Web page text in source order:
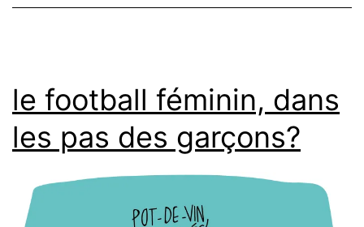
le football féminin, dans
les pas des garçons?